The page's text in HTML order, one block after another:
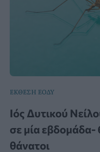
ΕΚΘΕΣΗ ΕΟΔΥ
Ιός Δυτικού
σε μία εβδομάδα-
θάνατοι